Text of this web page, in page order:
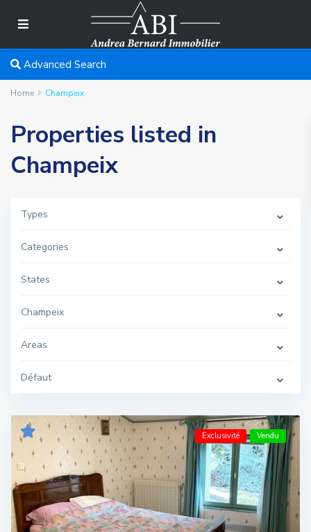
Advanced Search
Home Champeix
Properties listed in
Champeix
Types
Categories
States
Champeix
Areas
Défaut
Exclusivité Vendu